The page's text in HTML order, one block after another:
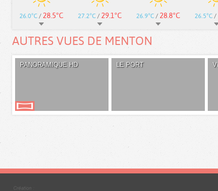
26.0°C / 28.5°C 27.2°C / 29.1°C 26.9°C / 28.8°C 26.5°C /
AUTRES VUES DE MENTON
PANORAMIQUE HD LE PORT